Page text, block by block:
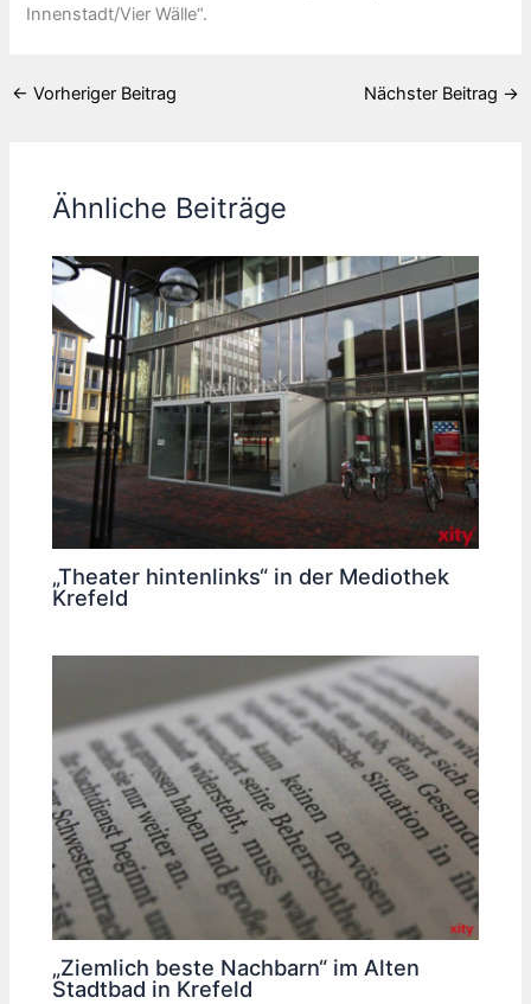
Innenstadt/Vier Wälle“.
← Vorheriger Beitrag Nächster Beitrag →
Ähnliche Beiträge
„Theater hintenlinks“ in der Mediothek
Krefeld
„Ziemlich beste Nachbarn“ im Alten
Stadtbad in Krefeld